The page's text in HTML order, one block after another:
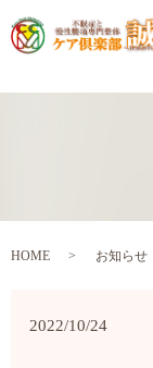
HOME お知らせ
2022/10/24